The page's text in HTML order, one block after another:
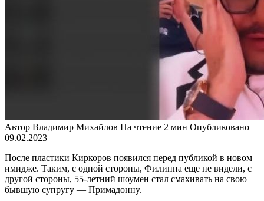
Автор Владимир Михайлов На чтение 2 мин Опубликовано
09.02.2023
После пластики Киркоров появился перед публикой в новом
имидже. Таким, с одной стороны, Филиппа еще не видели, с
другой стороны, 55-летний шоумен стал смахивать на свою
бывшую супругу — Примадонну.